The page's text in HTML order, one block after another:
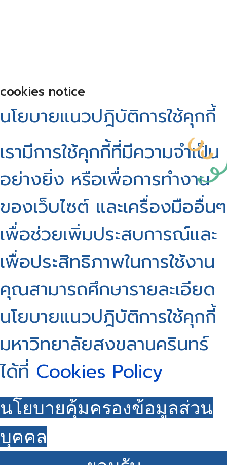
cookies notice
นโยบายแนวปฎิบัติการใช้คุกกี้
เรามีการใช้คุกกี้ที่มีความจำเป็น
อย่างยิ่ง หรือเพื่อการทำงาน
ของเว็บไซต์ และเครื่องมืออื่นๆ
เพื่อช่วยเพิ่มประสบการณ์และ
เพื่อประสิทธิภาพในการใช้งาน
คุณสามารถศึกษารายละเอียด
นโยบายแนวปฎิบัติการใช้คุกกี้
มหาวิทยาลัยสงขลานครินทร์
ได้ที่ Cookies Policy
นโยบายคุ้มครองข้อมูลส่วน
บุคคล